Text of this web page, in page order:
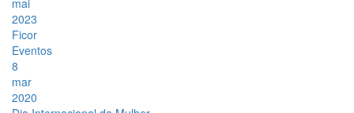
mai
2023
Ficor
Eventos
8
mar
2020